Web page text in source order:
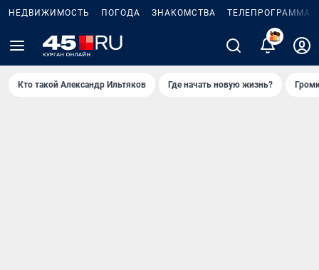
НЕДВИЖИМОСТЬ ПОГОДА ЗНАКОМСТВА ТЕЛЕПРОГРАММА
Кто такой Александр Ильтяков Где начать новую жизнь?